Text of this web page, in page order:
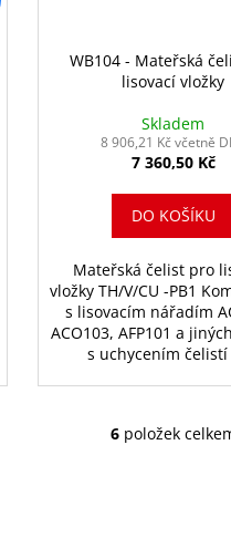
WB104 - Mateřská
lisovací vložky
Skladem
8 906,21 Kč včetně
7 360,50 Kč
DO KOŠÍKU
Mateřská čelist pro
vložky TH/V/CU -PB1
s lisovacím nářadím
ACO103, AFP101 a
s uchycením čelistí
O
6 položek